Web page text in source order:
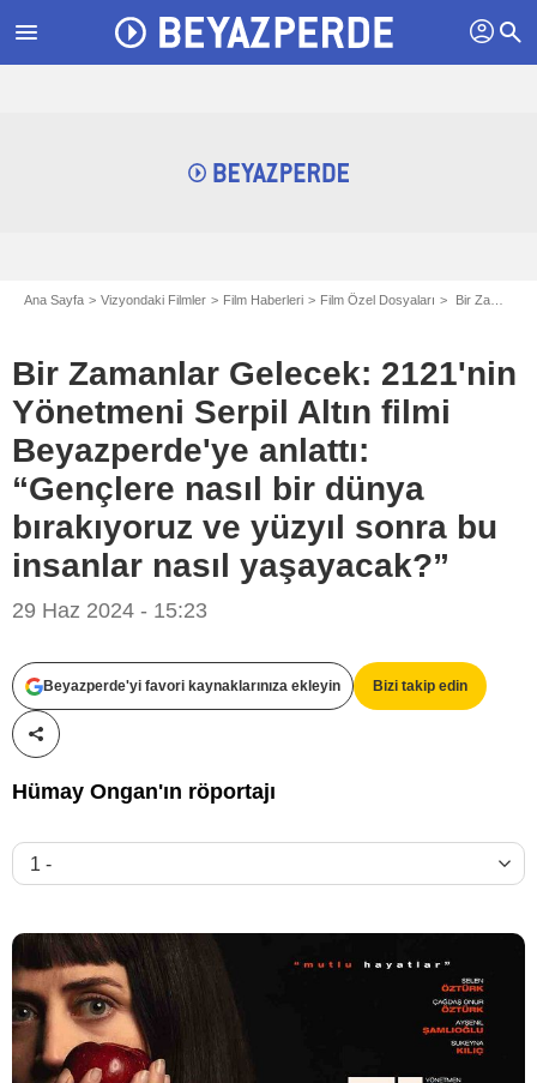
menu profil search
Ana Sayfa Vizyondaki Filmler Film Haberleri Film Özel Dosyaları Bir Zamanlar Gelecek: 2121'nin Yönetmeni Serpil Altın filmi Beyazperde'ye anlattı: “Gençlere nasıl bir dünya bırakıyoruz ve yüzyıl sonra bu insanlar nasıl yaşayacak?”
Bir Zamanlar Gelecek: 2121'nin
Yönetmeni Serpil Altın filmi
Beyazperde'ye anlattı:
“Gençlere nasıl bir dünya
bırakıyoruz ve yüzyıl sonra bu
insanlar nasıl yaşayacak?”
29 Haz 2024 - 15:23
Beyazperde'yi favori kaynaklarınıza ekleyin Bizi takip edin
Paylaş!
Hümay Ongan'ın röportajı